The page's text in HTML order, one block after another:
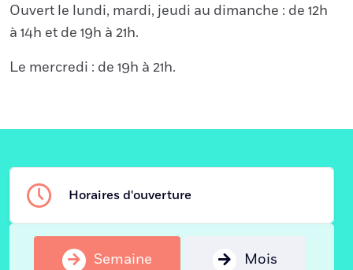
Ouvert le lundi, mardi, jeudi au dimanche : de 12h
à 14h et de 19h à 21h.
Le mercredi : de 19h à 21h.
Horaires d'ouverture
Semaine Mois